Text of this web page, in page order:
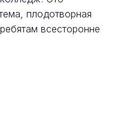
плодотворная
всесторонне